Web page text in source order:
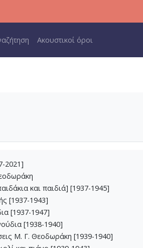
navigationΑκουστικοί όροι
2021]
και παιδιά] [1937-1945]
[1937-1943]
[1937-1947]
[1938-1940]
Μ. Γ. Θεοδωράκη [1939-1940]